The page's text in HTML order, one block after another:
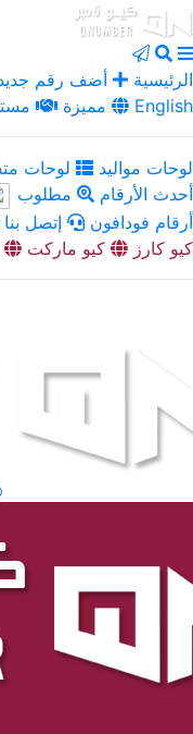
الرئيسية أضف رقم
مميزة
English
لوحات مواليد لوحات
أحدث الأرقام
مطلوب
أرقام فودافون
إتصل بنا
كيو كارز
كيو ماركت